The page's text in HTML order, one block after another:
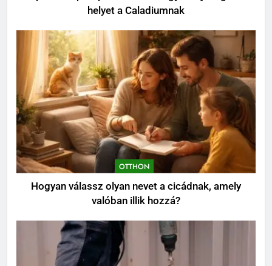
Kevés gondozást igénylő kert:
így tervezz látványos, mégis
könnyen fenntartható udvart
KERT ÉS TERASZ
8
Szorbitol: Hatások, Előnyök és
Esetleges Mellékhatások
OTTHON
helyet a Caladiumnak
OTTHON
Hogyan válassz olyan nevet a cicádnak, amely
valóban illik hozzá?